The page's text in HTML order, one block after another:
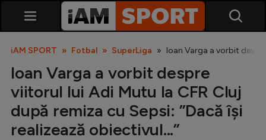
iAM SPORT Fotbal SuperLiga Ioan Varga a vorbit
Ioan Varga a vorbit despre
viitorul lui Adi Mutu la CFR Cluj
după remiza cu Sepsi: ”Dacă își
realizează obiectivul...”